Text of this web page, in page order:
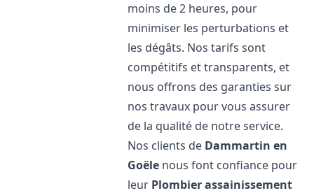
moins de 2 heures, pour
minimiser les perturbations et
les dégâts. Nos tarifs sont
compétitifs et transparents, et
nous offrons des garanties sur
nos travaux pour vous assurer
de la qualité de notre service.
Nos clients de Dammartin en
Goële nous font confiance pour
leur Plombier assainissement